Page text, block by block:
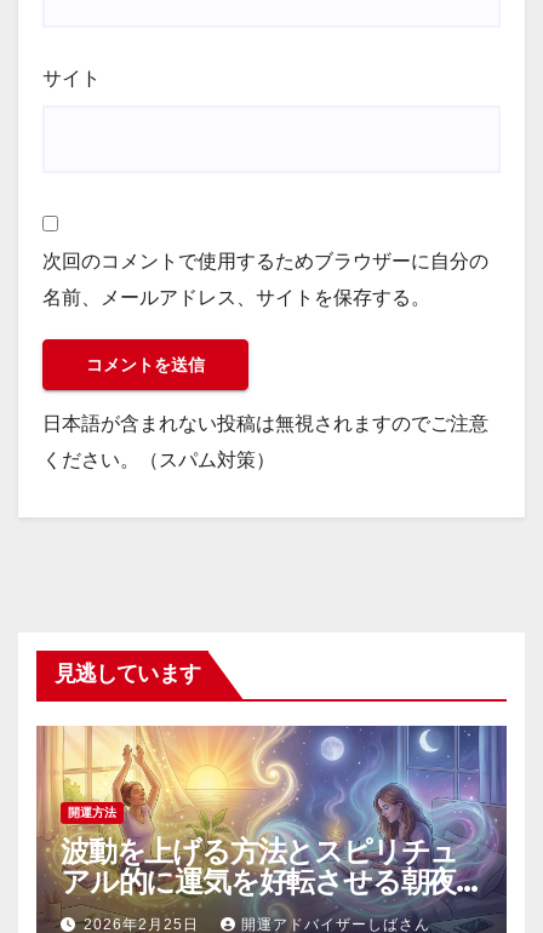
サイト
次回のコメントで使用するためブラウザーに自分の
名前、メールアドレス、サイトを保存する。
日本語が含まれない投稿は無視されますのでご注意
ください。（スパム対策）
見逃しています
開運方法
波動を上げる方法とスピリチュ
アル的に運気を好転させる朝夜
の具体的習慣
2026年2月25日 開運アドバイザーしばさん